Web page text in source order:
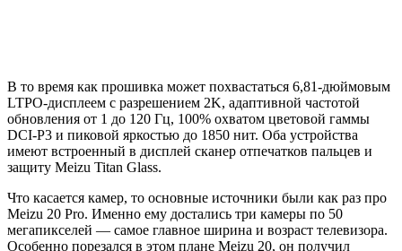
В то время как прошивка может похвастаться 6,81-дюймовым
LTPO-дисплеем с разрешением 2K, адаптивной частотой
обновления от 1 до 120 Гц, 100% охватом цветовой гаммы
DCI-P3 и пиковой яркостью до 1850 нит. Оба устройства
имеют встроенный в дисплей сканер отпечатков пальцев и
защиту Meizu Titan Glass.
Что касается камер, то основные источники были как раз про
Meizu 20 Pro. Именно ему достались три камеры по 50
мегапикселей — самое главное ширина и возраст телевизора.
Особенно порезался в этом плане Meizu 20, он получил